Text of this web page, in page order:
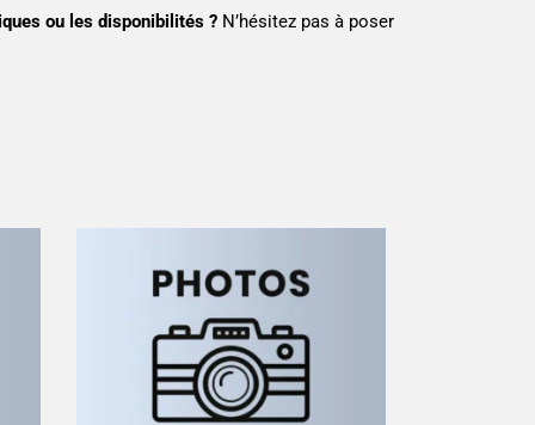
ou les disponibilités ? N’hésitez pas à poser